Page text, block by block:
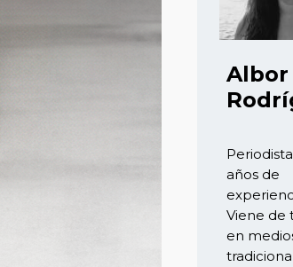
Albor
años de
Viene de
en